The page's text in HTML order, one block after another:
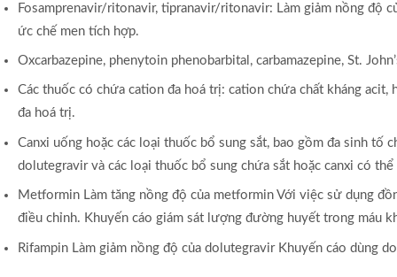
Fosamprenavir/ritonavir, tipranavir/ritonavir: Làm giảm nồng độ
ức chế men tích hợp.
Oxcarbazepine, phenytoin phenobarbital, carbamazepine, St.
Các thuốc có chứa cation đa hoá trị: cation chứa chất kháng
đa hoá trị.
Canxi uống hoặc các loại thuốc bổ sung sắt, bao gồm đa sinh
dolutegravir và các loại thuốc bổ sung chứa sắt hoặc canxi có
Metformin Làm tăng nồng độ của metformin Với việc sử dụng
điều chỉnh. Khuyến cáo giám sát lượng đường huyết trong máu
Rifampin Làm giảm nồng độ của dolutegravir Khuyến cáo dùng